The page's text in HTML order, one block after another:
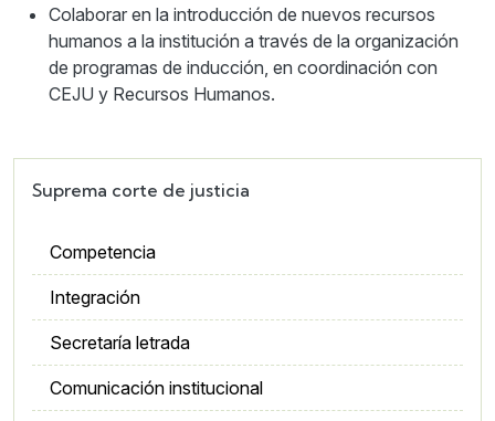
Colaborar en la introducción de nuevos recursos
humanos a la institución a través de la organización
de programas de inducción, en coordinación con
CEJU y Recursos Humanos.
Suprema corte de justicia
Competencia
Integración
Secretaría letrada
Comunicación institucional